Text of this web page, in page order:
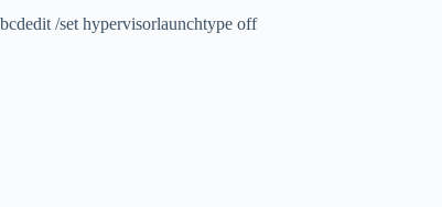
bcdedit /set hypervisorlaunchtype off